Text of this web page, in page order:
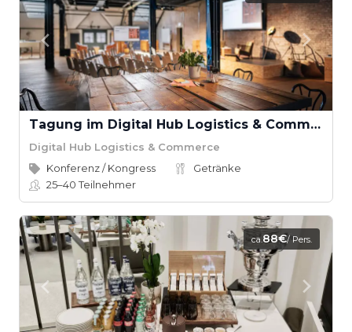
Tagung im Digital Hub Logistics & Commerce
Digital Hub Logistics & Commerce
Konferenz / Kongress
Getränke
25–40Teilnehmer
ca.88€/ Pers.